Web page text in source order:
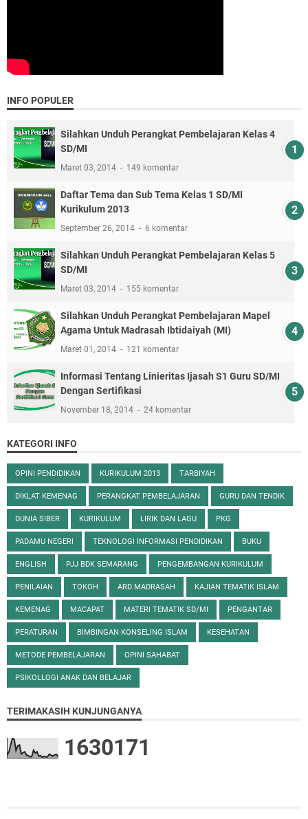
INFO POPULER
Silahkan Unduh Perangkat Pembelajaran Kelas 4
SD/MI
Maret 03, 2014 149 komentar
Daftar Tema dan Sub Tema Kelas 1 SD/MI
Kurikulum 2013
September 26, 2014 6 komentar
Silahkan Unduh Perangkat Pembelajaran Kelas 5
SD/MI
Maret 03, 2014 155 komentar
Silahkan Unduh Perangkat Pembelajaran Mapel
Agama Untuk Madrasah Ibtidaiyah (MI)
Maret 01, 2014 121 komentar
Informasi Tentang Linieritas Ijasah S1 Guru SD/MI
Dengan Sertifikasi
November 18, 2014 24 komentar
KATEGORI INFO
OPINI PENDIDIKAN KURIKULUM 2013 TARBIYAH
DIKLAT KEMENAG PERANGKAT PEMBELAJARAN GURU DAN TENDIK
DUNIA SIBER KURIKULUM LIRIK DAN LAGU PKG
PADAMU NEGERI TEKNOLOGI INFORMASI PENDIDIKAN BUKU
ENGLISH PJJ BDK SEMARANG PENGEMBANGAN KURIKULUM
PENILAIAN TOKOH ARD MADRASAH KAJIAN TEMATIK ISLAM
KEMENAG MACAPAT MATERI TEMATIK SD/MI PENGANTAR
PERATURAN BIMBINGAN KONSELING ISLAM KESEHATAN
METODE PEMBELAJARAN OPINI SAHABAT
PSIKOLLOGI ANAK DAN BELAJAR
TERIMAKASIH KUNJUNGANYA
1630171